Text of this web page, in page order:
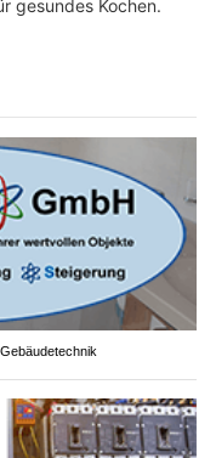
gesundes Kochen.